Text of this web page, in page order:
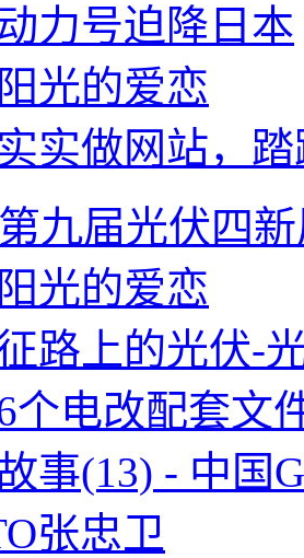
力号迫降日本
光的爱恋
实做网站，
九届光伏四
光的爱恋
路上的光伏-
个电改配套文
事(13) - 中国
张忠卫